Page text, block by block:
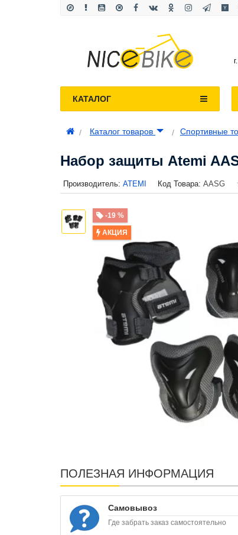
КАТАЛОГ
Каталог товаров Спортивные
Набор защиты Atemi
Производитель: ATEMI Код Товара: AASG
-19 %
АКЦИЯ
ПОЛЕЗНАЯ ИНФОРМАЦИЯ
Самовывоз
Где забрать заказ самостоятельно